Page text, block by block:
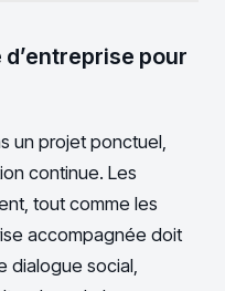
pour
un projet ponctuel,
continue. Les
tout comme les
accompagnée doit
dialogue social,